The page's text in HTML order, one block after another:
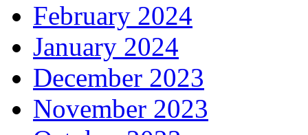
February 2024
January 2024
December 2023
November 2023